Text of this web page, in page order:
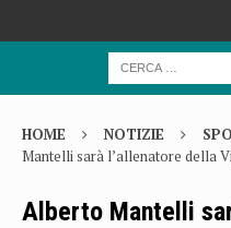
HOME NOTIZIE
Mantelli sarà l’allenatore della
Alberto Mantelli